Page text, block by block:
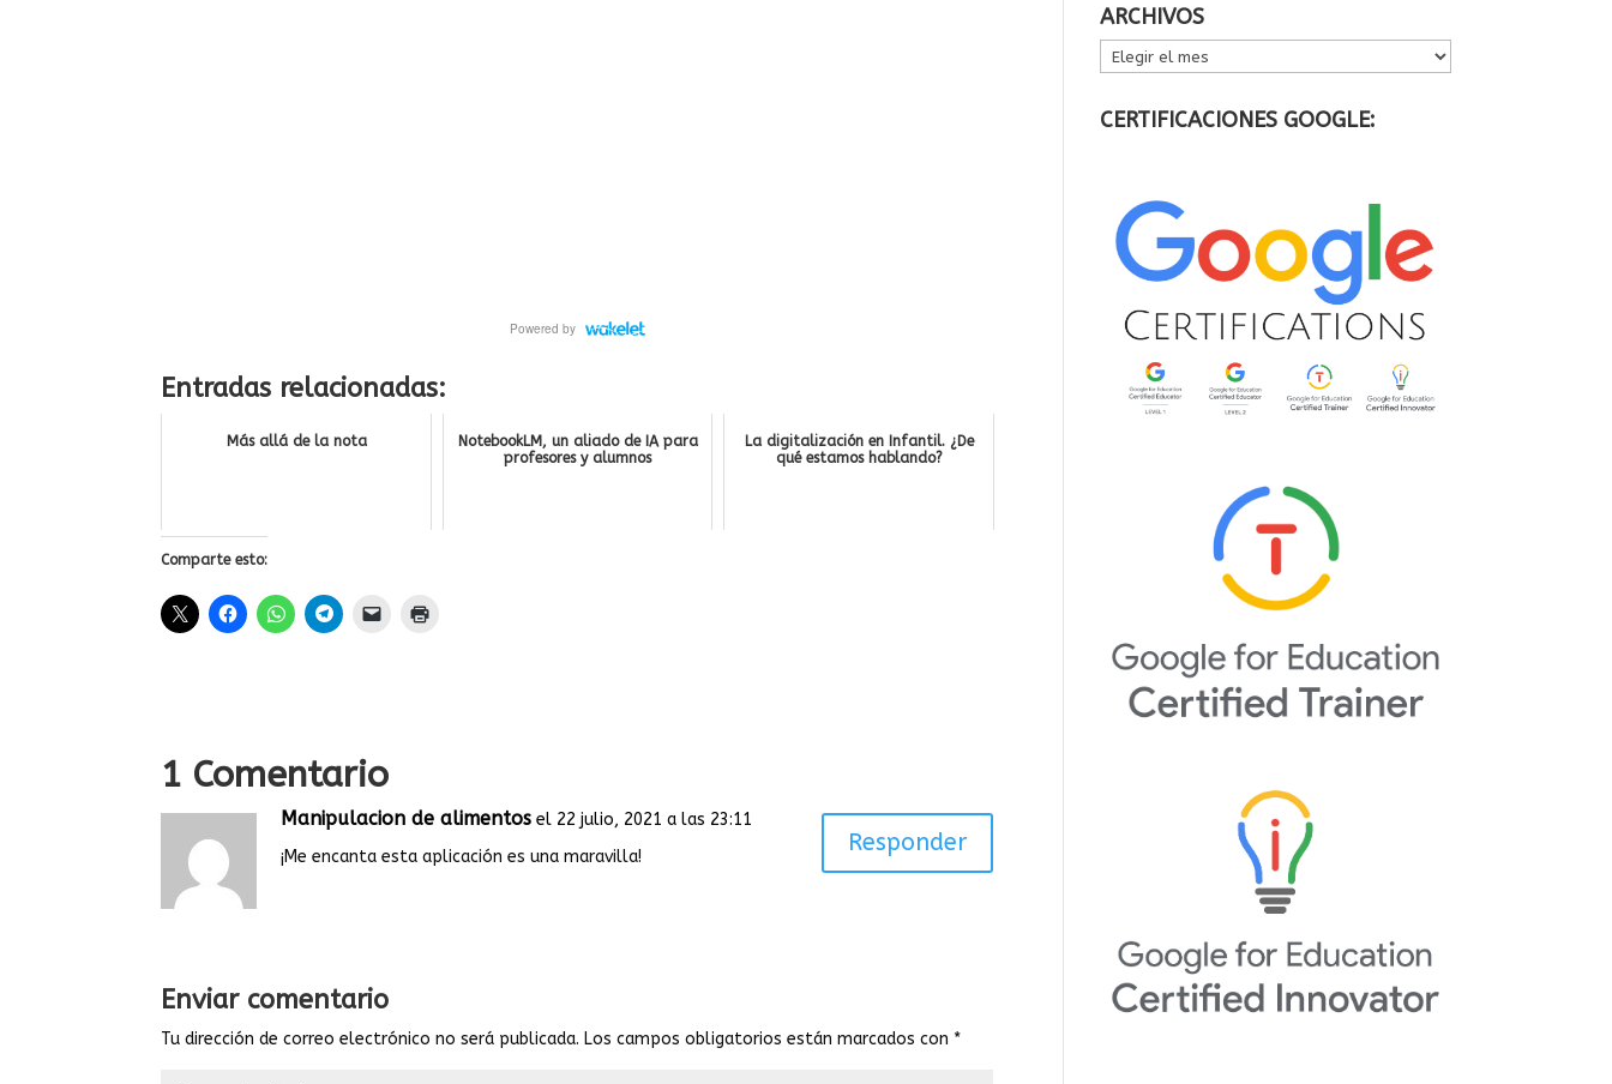
Entradas relacionadas:
Más allá de la nota
NotebookLM, un aliado de IA para
profesores y alumnos
La digitalización en Infantil. ¿De
qué estamos hablando?
Comparte esto:
1 Comentario
Manipulacion de alimentos el 22 julio, 2021 a las 23:11
¡Me encanta esta aplicación es una maravilla!
Responder
Enviar comentario
Tu dirección de correo electrónico no será publicada. Los campos obligatorios están marcados con *
ARCHIVOS
ARCHIVOS
CERTIFICACIONES GOOGLE: